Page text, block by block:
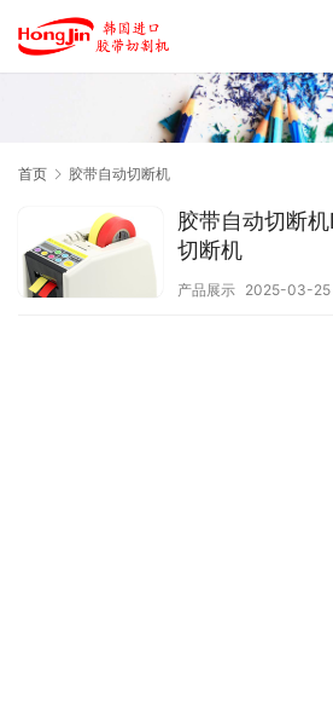
首页 胶带自动切断机
胶带自动切断
切断机
产品展示 2025-03-25